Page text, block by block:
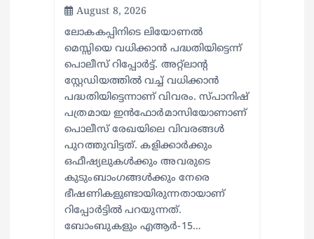
August 8, 2026
ലോകകപ്പിനിടെ ലിയോണൽ
മെസ്സിയെ വധിക്കാൻ പദ്ധതിയിട്ടെന്ന്
പൊലീസ് റിപ്പോർട്ട്. അറ്റ്‌ലാന്റ
സ്റ്റേഡിയത്തിൽ വച്ച് വധിക്കാൻ
പദ്ധതിയിട്ടെന്നാണ് വിവരം. സ്പാനിഷ്
പത്രമായ ഇൻഫോർമാസിയോണാണ്
പൊലീസ് രേഖയിലെ വിവരങ്ങൾ
പുറത്തുവിട്ടത്. കളിക്കാർക്കും
ഒഫീഷ്യലുകൾക്കും അവരുടെ
കുടുംബാംഗങ്ങൾക്കും നേരെ
ഭീഷണികളുണ്ടായിരുന്നതായാണ്
റിപ്പോർട്ടിൽ പറയുന്നത്.
ബോംബുകളും എആർ-15…